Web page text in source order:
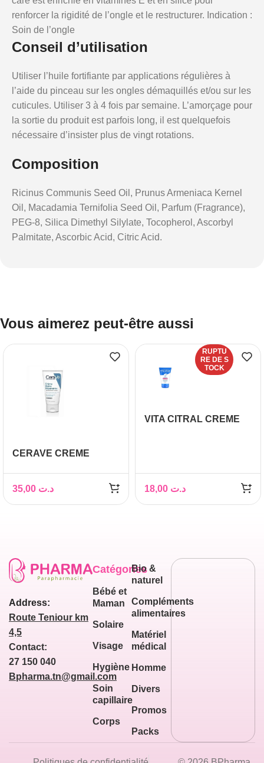
renforcer la rigidité de l’ongle et le restructurer. Indication :
Soin de l’ongle
Conseil d’utilisation
Utiliser l’huile fortifiante par applications régulières à
l’aide du pinceau sur les ongles démaquillés et/ou sur les
cuticules. Utiliser 3 à 4 fois par semaine. L’amorçage pour
la sortie du produit est parfois long, il est quelquefois
nécessaire d’insister plus de vingt rotations.
Composition
Ricinus Communis Seed Oil, Prunus Armeniaca Kernel
Oil, Macadamia Ternifolia Seed Oil, Parfum (Fragrance),
PEG-8, Silica Dimethyl Silylate, Tocopherol, Ascorbyl
Palmitate, Ascorbic Acid, Citric Acid.
Vous aimerez peut-être aussi
CERAVE CREME
د.ت
RUPTU
RE DE S
TOCK
VITA CITRAL CREME
د.ت
Address:
Route Teniour km
4,5
Contact:
27 150 040
Bpharma.tn@gmail.com
Catégories
Bébé et
Maman
Solaire
Visage
Hygiène
Soin
capillaire
Corps
Bio &
naturel
Compléments
alimentaires
Matériel
médical
Homme
Divers
Promos
Packs